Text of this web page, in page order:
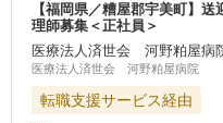
【福岡県／糟屋郡宇美町】
理師募集＜正社員＞
医療法人済世会 河野粕屋病
医療法人済世会 河野粕屋病院
転職支援サービス経由